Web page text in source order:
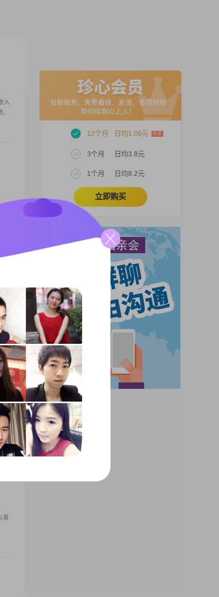
入
喜
12个月 日均1.06元
3个月 日均3.8元
1个月 日均8.2元
立即购买